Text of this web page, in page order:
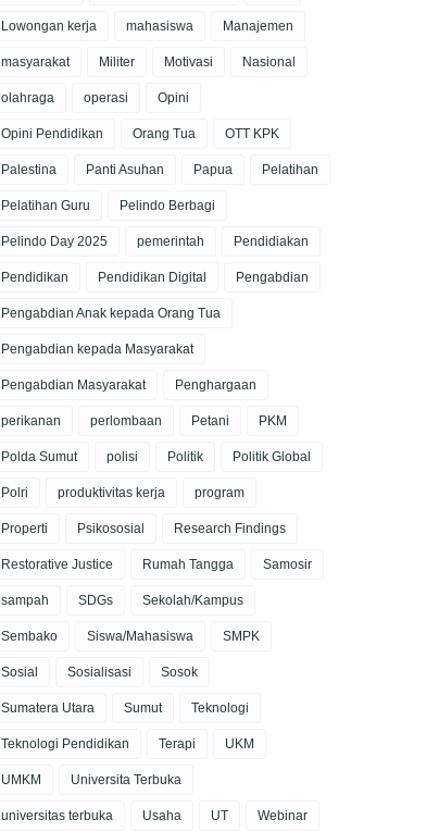
Lowongan kerja mahasiswa Manajemen
masyarakat Militer Motivasi Nasional
olahraga operasi Opini
Opini Pendidikan Orang Tua OTT KPK
Palestina Panti Asuhan Papua Pelatihan
Pelatihan Guru Pelindo Berbagi
Pelindo Day 2025 pemerintah Pendidiakan
Pendidikan Pendidikan Digital Pengabdian
Pengabdian Anak kepada Orang Tua
Pengabdian kepada Masyarakat
Pengabdian Masyarakat Penghargaan
perikanan perlombaan Petani PKM
Polda Sumut polisi Politik Politik Global
Polri produktivitas kerja program
Properti Psikososial Research Findings
Restorative Justice Rumah Tangga Samosir
sampah SDGs Sekolah/Kampus
Sembako Siswa/Mahasiswa SMPK
Sosial Sosialisasi Sosok
Sumatera Utara Sumut Teknologi
Teknologi Pendidikan Terapi UKM
UMKM Universita Terbuka
universitas terbuka Usaha UT Webinar